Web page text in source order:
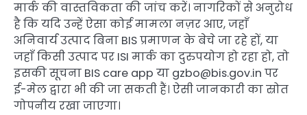
मार्क की वास्तविकता की जांच करें। नागरिकों से अनुरोध
है कि यदि उन्हें ऐसा कोई मामला नज़र आए, जहाँ
अनिवार्य उत्पाद बिना BIS प्रमाणन के बेचे जा रहे हों, या
जहाँ किसी उत्पाद पर ISI मार्क का दुरुपयोग हो रहा हो, तो
इसकी सूचना BIS care app या gzbo@bis.gov.in पर
ई-मेल द्वारा भी की जा सकती हैं। ऐसी जानकारी का स्रोत
गोपनीय रखा जाएगा।